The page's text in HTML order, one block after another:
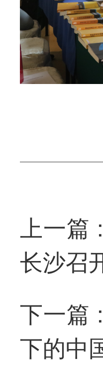
长沙召
下的中